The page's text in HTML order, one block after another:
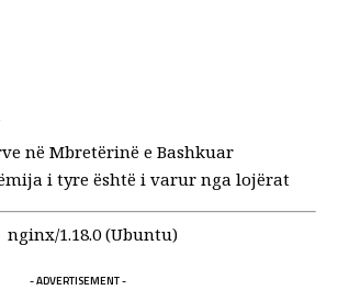
në Mbretërinë e Bashkuar
i tyre është i varur nga lojërat
nginx/1.18.0 (Ubuntu)
- ADVERTISEMENT -